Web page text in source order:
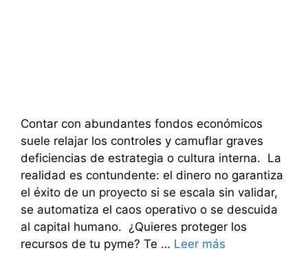
Contar con abundantes fondos económicos
suele relajar los controles y camuflar graves
deficiencias de estrategia o cultura interna. La
realidad es contundente: el dinero no garantiza
el éxito de un proyecto si se escala sin validar,
se automatiza el caos operativo o se descuida
al capital humano. ¿Quieres proteger los
recursos de tu pyme? Te … Leer más